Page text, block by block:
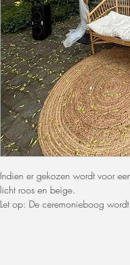
Indien er gekozen wordt voor
licht roos en beige.
Let op: De ceremonieboog